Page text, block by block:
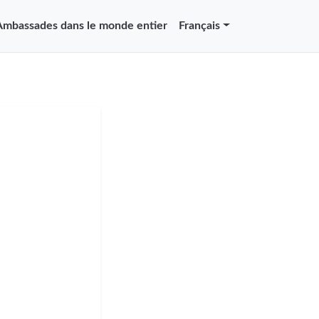
dans le monde entier Français